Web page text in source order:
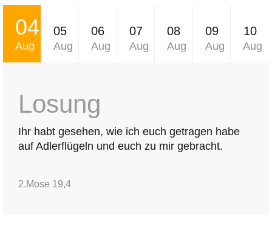
04
Aug
05
Aug
06
Aug
07
Aug
08
Aug
09
Aug
10
Aug
Losung
Ihr habt gesehen, wie ich euch getragen habe
auf Adlerflügeln und euch zu mir gebracht.
2.Mose 19,4